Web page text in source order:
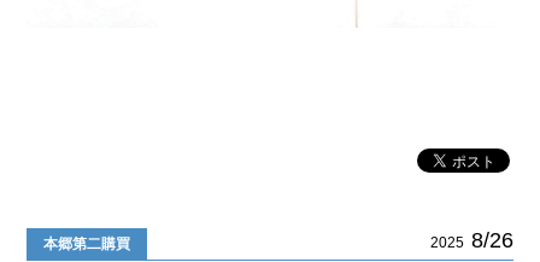
本郷第二購買 2025 8/26